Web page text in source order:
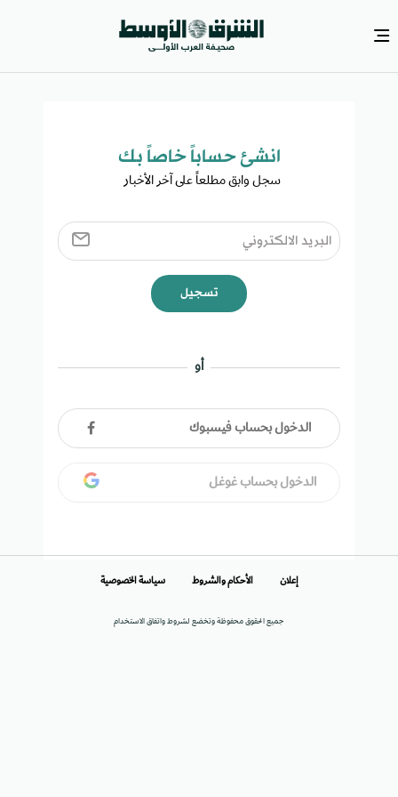
انشئ حساباً خاصاً بك​
سجل وابق مطلعاً على آخر الأخبار ​
تسجيل
أو
الدخول بحساب فيسبوك
الدخول بحساب غوغل
جميع الحقوق محفوظة وتخضع لشروط واتفاق الاستخدام
إعلان الأحكام والشروط سياسة الخصوصية